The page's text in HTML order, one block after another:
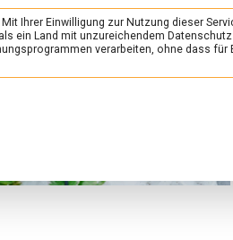
Ihrer Einwilligung zur Nutzung dieser
ein Land mit unzureichendem
verarbeiten, ohne dass
Einwilligung erteilt werden